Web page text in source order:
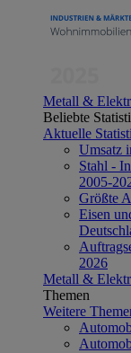
Metall &
Beliebte
Aktuelle
Umsatz
Stahl -
2005-
Größte
Eisen
2026
Metall &
Themen
Weitere